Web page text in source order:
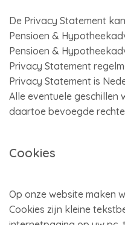
De Privacy Statement
Pensioen &
Pensioen &
Privacy Statement
Privacy Statement is
Alle eventuele
daartoe bevoegde
Cookies
Op onze website maken
Cookies zijn kleine